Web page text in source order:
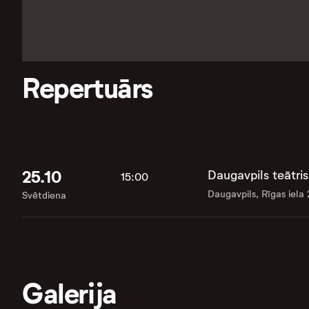
Repertuārs
25.10
Svētdiena
15:00 Daugavpils teātris
Daugavpils, Rīgas iela
Galerija